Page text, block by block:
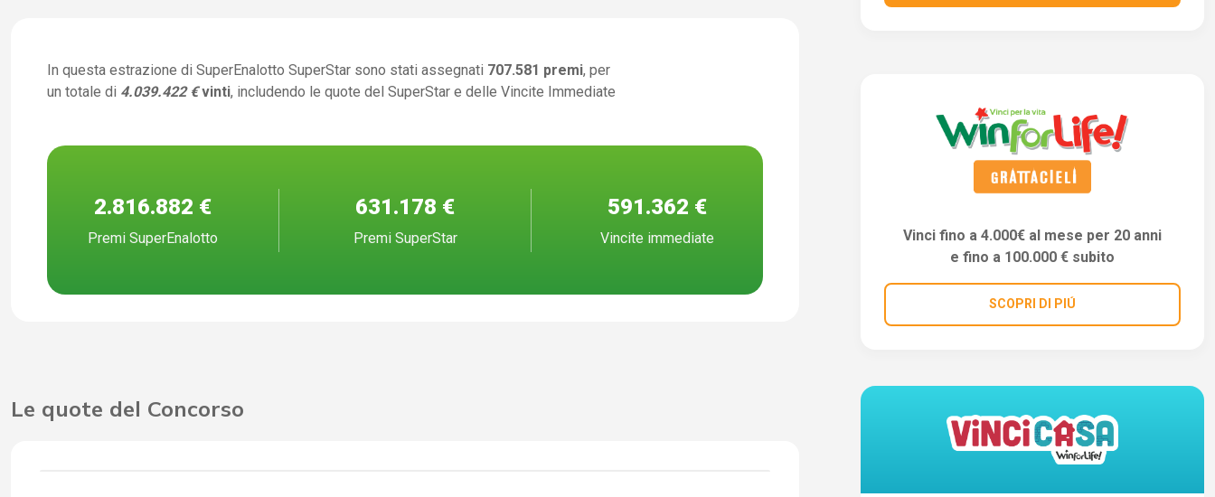
In questa estrazione di SuperEnalotto SuperStar sono stati assegnati 707.581 premi, per
un totale di 4.039.422 € vinti, includendo le quote del SuperStar e delle Vincite Immediate
2.816.882 €
Premi SuperEnalotto
631.178 €
Premi SuperStar
591.362 €
Vincite immediate
Le quote del Concorso
Vinci fino a 4.000€ al mese per 20 anni
e fino a 100.000 € subito
SCOPRI DI PIÚ